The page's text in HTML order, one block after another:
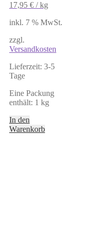
17,95 € /kg
inkl. 7 % MwSt.
zzgl.
Versandkosten
Lieferzeit: 3-5
Tage
Eine Packung
enthält: 1 kg
In den
Warenkorb